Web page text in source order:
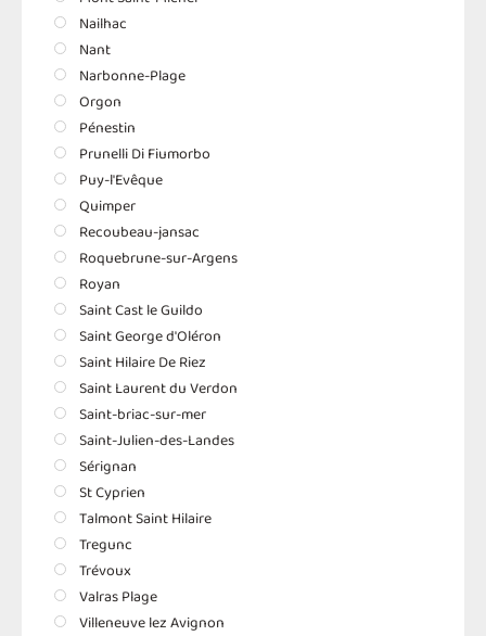
Nailhac
Nant
Narbonne-Plage
Orgon
Pénestin
Prunelli Di Fiumorbo
Puy-l'Evêque
Quimper
Recoubeau-jansac
Roquebrune-sur-Argens
Royan
Saint Cast le Guildo
Saint George d'Oléron
Saint Hilaire De Riez
Saint Laurent du Verdon
Saint-briac-sur-mer
Saint-Julien-des-Landes
Sérignan
St Cyprien
Talmont Saint Hilaire
Tregunc
Trévoux
Valras Plage
Villeneuve lez Avignon